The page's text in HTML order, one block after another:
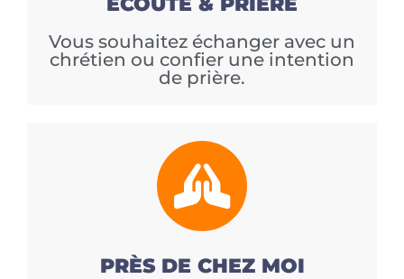
Vous souhaitez échanger avec un
chrétien ou confier une intention
de prière.
PRÈS DE CHEZ MOI